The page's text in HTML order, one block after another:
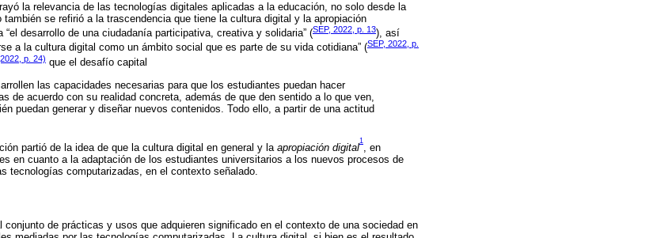
la relevancia de las tecnologías digitales aplicadas a la educación, no solo desde la
se refirió a la trascendencia que tiene la cultura digital y la apropiación
desarrollo de una ciudadanía participativa, creativa y solidaria” (SEP, 2022, p. 13), así
a la cultura digital como un ámbito social que es parte de su vida cotidiana” (SEP, 2022, p.
p. 24) que el desafío capital
las capacidades necesarias para que los estudiantes puedan hacer
de acuerdo con su realidad concreta, además de que den sentido a lo que ven,
puedan generar y diseñar nuevos contenidos. Todo ello, a partir de una actitud
partió de la idea de que la cultura digital en general y la apropiación digital
1
, en
en cuanto a la adaptación de los estudiantes universitarios a los nuevos procesos de
tecnologías computarizadas, en el contexto señalado.
conjunto de prácticas y usos que adquieren significado en el contexto de una sociedad en